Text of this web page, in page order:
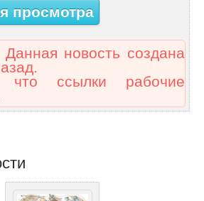
просмотра
Данная новость создана
что ссылки рабочие